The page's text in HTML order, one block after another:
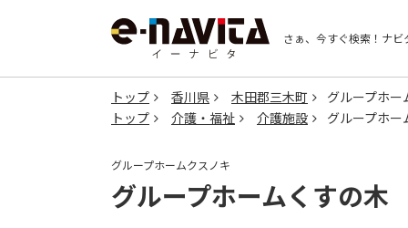
さぁ、今すぐ検索！ ナビ
トップ 香川県 木田郡三木町
グループホー
トップ
介護・福祉 介護施設 グループホー
グループホームクスノキ
グループホームくすの木